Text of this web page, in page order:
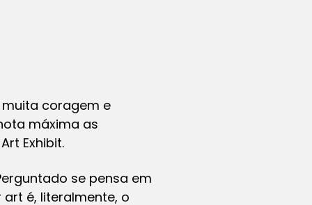
coragem e
máxima as
Exhibit.
se pensa em
é, literalmente, o